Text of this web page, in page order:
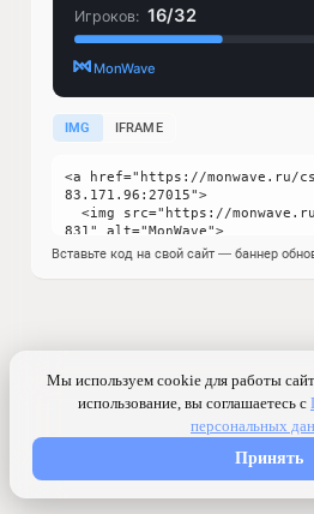
IMG IFRAME
Вставьте код на свой сайт — баннер